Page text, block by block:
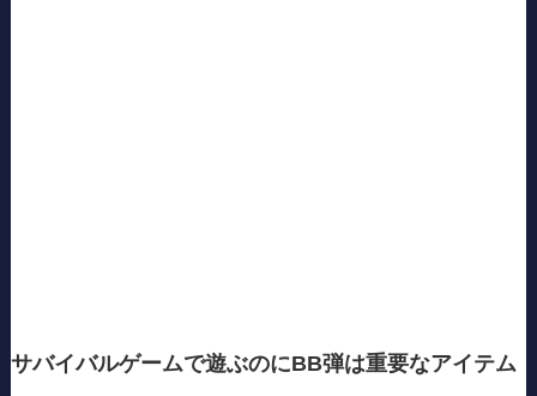
サバイバルゲームで遊ぶのにBB弾は重要なアイテム